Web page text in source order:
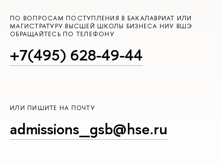
ПО ВОПРОСАМ ПОСТУПЛЕНИЯ В БАКАЛАВРИАТ ИЛИ
МАГИСТРАТУРУ ВЫСШЕЙ ШКОЛЫ БИЗНЕСА НИУ ВШЭ
ОБРАЩАЙТЕСЬ ПО ТЕЛЕФОНУ
+7(495) 628-49-44
ИЛИ ПИШИТЕ НА ПОЧТУ
admissions_gsb@hse.ru